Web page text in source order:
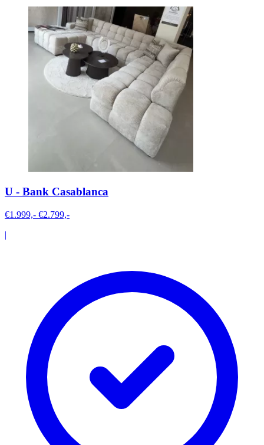
U - Bank Casablanca
€1.999,- €2.799,-
|